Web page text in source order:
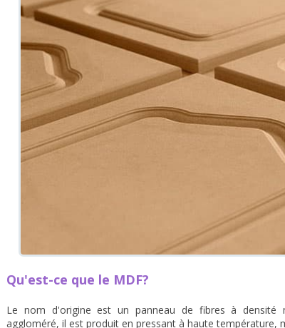
Qu'est-ce que le MDF?
Le nom d'origine est un panneau de fibres à densité
aggloméré, il est produit en pressant à haute température,